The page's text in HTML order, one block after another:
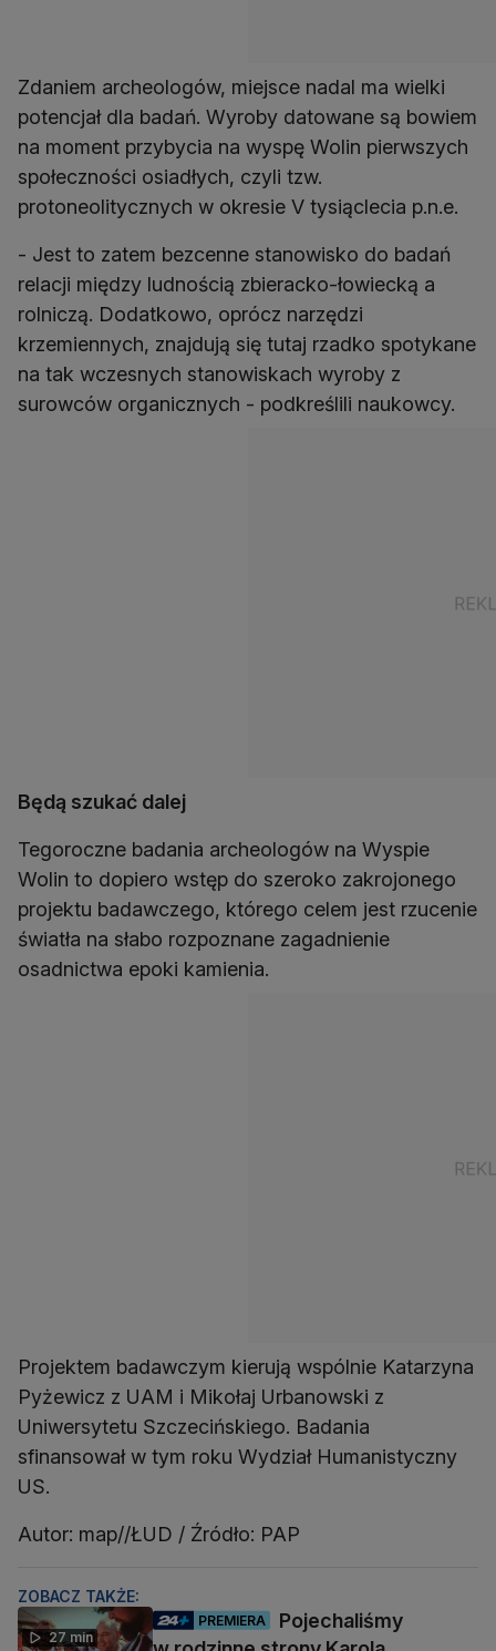
Zdaniem archeologów, miejsce nadal ma wielki
potencjał dla badań. Wyroby datowane są bowiem
na moment przybycia na wyspę Wolin pierwszych
społeczności osiadłych, czyli tzw.
protoneolitycznych w okresie V tysiąclecia p.n.e.
- Jest to zatem bezcenne stanowisko do badań
relacji między ludnością zbieracko-łowiecką a
rolniczą. Dodatkowo, oprócz narzędzi
krzemiennych, znajdują się tutaj rzadko spotykane
na tak wczesnych stanowiskach wyroby z
surowców organicznych - podkreślili naukowcy.
Będą szukać dalej
Tegoroczne badania archeologów na Wyspie
Wolin to dopiero wstęp do szeroko zakrojonego
projektu badawczego, którego celem jest rzucenie
światła na słabo rozpoznane zagadnienie
osadnictwa epoki kamienia.
Projektem badawczym kierują wspólnie Katarzyna
Pyżewicz z UAM i Mikołaj Urbanowski z
Uniwersytetu Szczecińskiego. Badania
sfinansował w tym roku Wydział Humanistyczny
US.
Autor: map//ŁUD / Źródło: PAP
ZOBACZ TAKŻE:
27 min
PREMIERA
Pojechaliśmy